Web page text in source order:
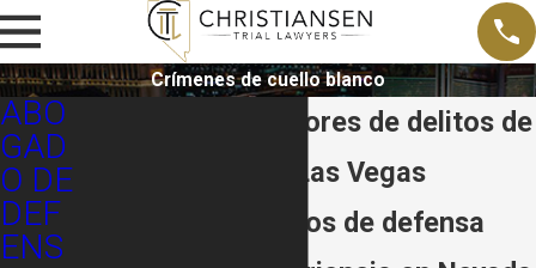
Crímenes de cuello blanco
Abogados defensores de delitos de
cuello blanco en Las Vegas
Bufete de abogados de defensa
ABO
GAD
O DE
DEF
ENS